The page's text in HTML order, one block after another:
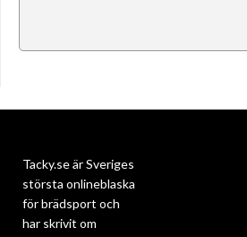
Tacky.se är Sveriges
största onlineblaska
för brädsport och
har skrivit om